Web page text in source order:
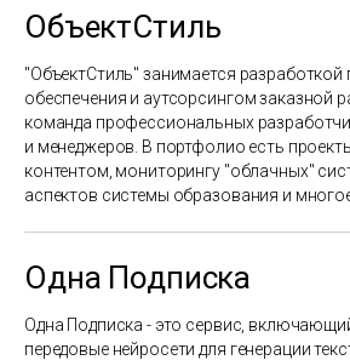
ОбъектСтиль
"ОбъектСтиль" занимается
обеспечения и аутсорсингом заказной
команда профессиональных
и менеджеров. В портфолио есть
контентом, мониторингу "облачных"
аспектов системы образования и
Одна Подписка
Одна Подписка - это сервис,
передовые нейросети для генерации